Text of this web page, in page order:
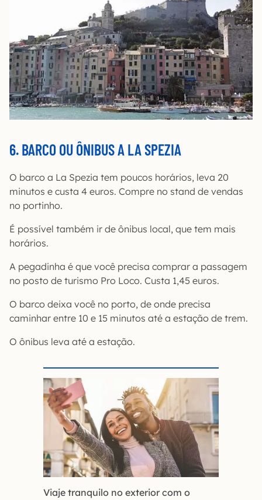
6. BARCO OU ÔNIBUS A LA SPEZIA
O barco a La Spezia tem poucos horários, leva 20
minutos e custa 4 euros. Compre no stand de vendas
no portinho.
É possível também ir de ônibus local, que tem mais
horários.
A pegadinha é que você precisa comprar a passagem
no posto de turismo Pro Loco. Custa 1,45 euros.
O barco deixa você no porto, de onde precisa
caminhar entre 10 e 15 minutos até a estação de trem.
O ônibus leva até a estação.
Viaje tranquilo no exterior com o